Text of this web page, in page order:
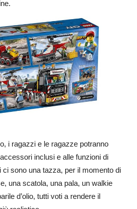
i ragazzi e le ragazze potranno
inclusi e alle funzioni di
ci sono una tazza, per il momento di
una scatola, una pala, un walkie
d’olio, tutti voti a rendere il